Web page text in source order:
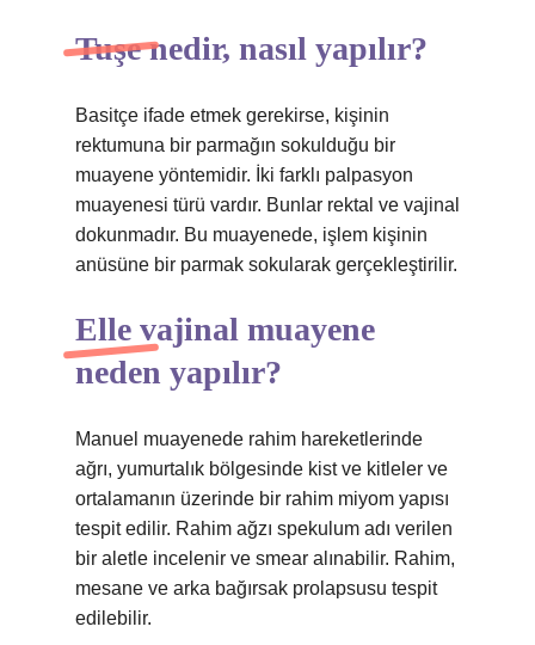
Tuşe nedir, nasıl yapılır?
Basitçe ifade etmek gerekirse, kişinin
rektumuna bir parmağın sokulduğu bir
muayene yöntemidir. İki farklı palpasyon
muayenesi türü vardır. Bunlar rektal ve vajinal
dokunmadır. Bu muayenede, işlem kişinin
anüsüne bir parmak sokularak gerçekleştirilir.
Elle vajinal muayene
neden yapılır?
Manuel muayenede rahim hareketlerinde
ağrı, yumurtalık bölgesinde kist ve kitleler ve
ortalamanın üzerinde bir rahim miyom yapısı
tespit edilir. Rahim ağzı spekulum adı verilen
bir aletle incelenir ve smear alınabilir. Rahim,
mesane ve arka bağırsak prolapsusu tespit
edilebilir.